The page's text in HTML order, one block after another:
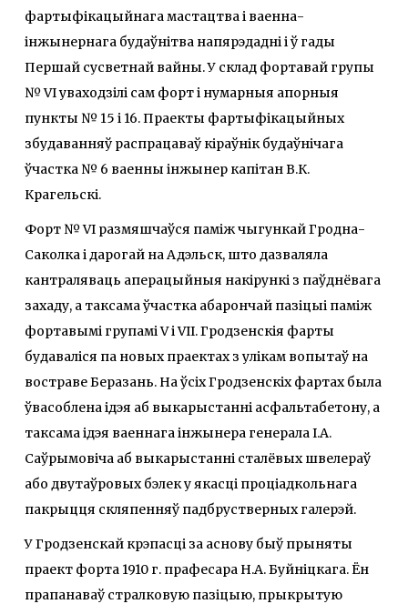
фартыфікацыйнага мастацтва і ваенна-
інжынернага будаўнітва напярэдадні і ў гады
Першай сусветнай вайны. У склад фортавай групы
№ VІ уваходзілі сам форт і нумарныя апорныя
пункты № 15 і 16. Праекты фартыфікацыйных
збудаванняў распрацаваў кіраўнік будаўнічага
ўчастка № 6 ваенны інжынер капітан В.К.
Крагельскі.
Форт № VІ размяшчаўся паміж чыгункай Гродна-
Саколка і дарогай на Адэльск, што дазваляла
кантраляваць аперацыйныя накірункі з паўднёвага
захаду, а таксама ўчастка абарончай пазіцыі паміж
фортавымі групамі V і VІІ. Гродзенскія фарты
будаваліся па новых праектах з улікам вопытаў на
востраве Беразань. На ўсіх Гродзенскіх фартах была
ўвасоблена ідэя аб выкарыстанні асфальтабетону, а
таксама ідэя ваеннага інжынера генерала І.А.
Саўрымовіча аб выкарыстанні сталёвых швелераў
або двутаўровых бэлек у якасці проціадкольнага
пакрыцця скляпенняў падбрустверных галерэй.
У Гродзенскай крэпасці за аснову быў прыняты
праект форта 1910 г. прафесара Н.А. Буйніцкага. Ён
прапанаваў стралковую пазіцыю, прыкрытую